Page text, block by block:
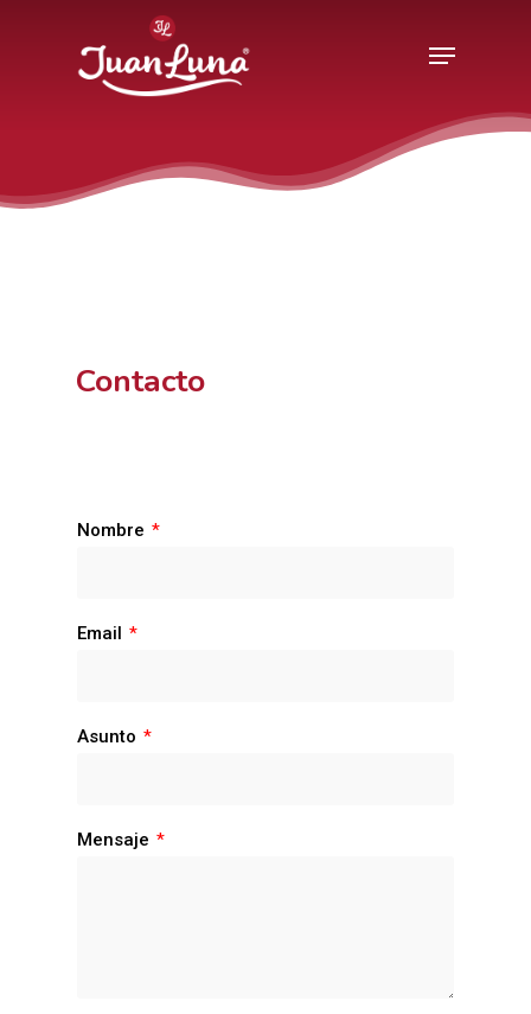
Hit enter to search or ESC to close
Contacto
Nombre *
Email *
Asunto *
Mensaje *